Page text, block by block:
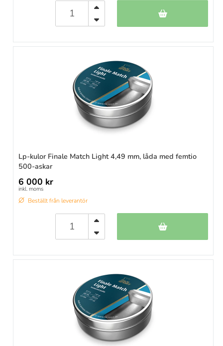
Lp-kulor Finale Match Light 4,49 mm, låda med femtio
500-askar
6 000 kr
inkl. moms
Beställt från leverantör